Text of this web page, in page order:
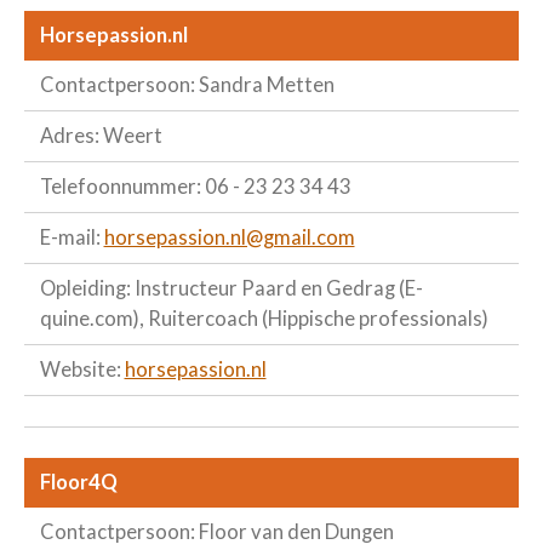
Horsepassion.nl
Contactpersoon: Sandra Metten
Adres: Weert
Telefoonnummer: 06 - 23 23 34 43
E-mail: horsepassion.nl@gmail.com
Opleiding: Instructeur Paard en Gedrag (E-
quine.com), Ruitercoach (Hippische professionals)
Website: horsepassion.nl
Floor4Q
Contactpersoon: Floor van den Dungen